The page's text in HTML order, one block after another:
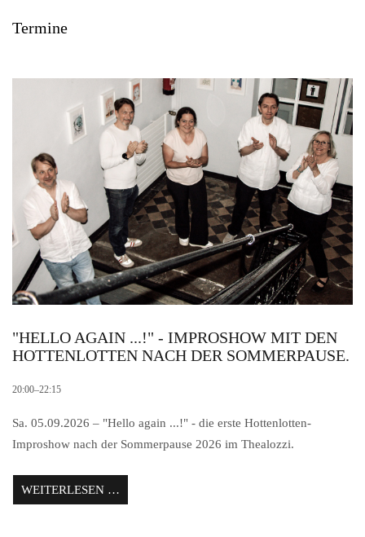
Termine
"HELLO AGAIN ...!" - IMPROSHOW MIT DEN
HOTTENLOTTEN NACH DER SOMMERPAUSE.
20:00–22:15
Sa. 05.09.2026 – "Hello again ...!" - die erste Hottenlotten-
Improshow nach der Sommerpause 2026 im Thealozzi.
WEITERLESEN …